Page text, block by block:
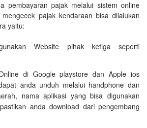
pembayaran pajak melalui sistem online
pajak kendaraan bisa dilalukan
yaitu:
Website pihak ketiga seperti
di Google playstore dan Apple ios
anda unduh melalui handphone dan
nama aplikasi yang bisa digunakan
anda download dari pengembang